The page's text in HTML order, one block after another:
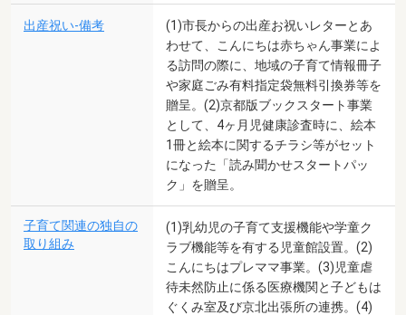
出産祝い-備考
(1)市長からの出産お祝いレターとあ
わせて、こんにちは赤ちゃん事業によ
る訪問の際に、地域の子育て情報冊子
や家庭ごみ有料指定袋無料引換券等を
贈呈。(2)京都版ブックスタート事業
として、4ヶ月児健康診査時に、絵本
1冊と絵本に関するチラシ等がセット
になった「読み聞かせスタートパッ
ク」を贈呈。
子育て関連の独自の
取り組み
(1)乳幼児の子育て支援機能や学童ク
ラブ機能等を有する児童館設置。(2)
こんにちはプレママ事業。(3)児童虐
待未然防止に係る医療機関と子どもは
ぐくみ室及び京北出張所の連携。(4)